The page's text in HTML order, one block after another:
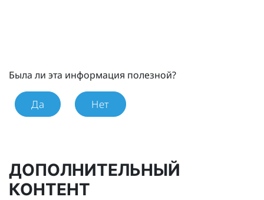
Была ли эта информация полезной?
Да Нет
ДОПОЛНИТЕЛЬНЫЙ
КОНТЕНТ